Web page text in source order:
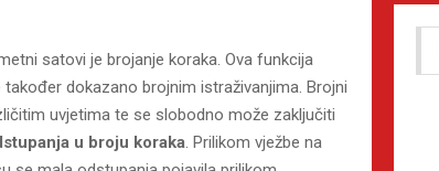
satovi je brojanje koraka. Ova funkcija
dokazano brojnim istraživanjima. Brojni
uvjetima te se slobodno može zaključiti
u broju koraka. Prilikom vježbe na